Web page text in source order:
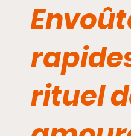
Avis sur le portefeuille
rituel